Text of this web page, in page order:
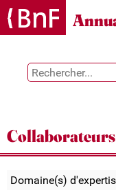
Gestion des cookies
Collaborateurs
Domaine(s)